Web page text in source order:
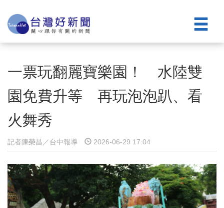
一票玩翻麗寶樂園！ 水陸雙
園免費升等 再玩泡泡趴、看
火舞秀
記者陳榮昌／台中報導 2026-06-29 17:04